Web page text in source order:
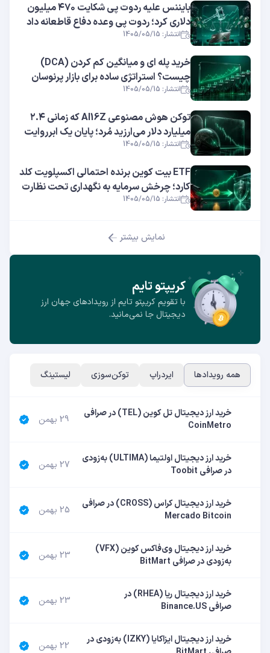
بایننس علیه ردوت پی شکایت ۴۷۰ میلیون
دلاری کرد؛ ردوت پی وعده دفاع قاطعانه داد
انتشار: 1405/05/15
خرید پله ای و میانگین کم کردن (DCA)
چیست؟ استراتژی ساده برای بازار پرنوسان
انتشار: 1405/05/15
توکن هوش مصنوعی AI16Z که زمانی ۲.۴
میلیارد دلار می‌ارزید مُرد؛ پایان یک ابرروایت
انتشار: 1405/05/15
ETF بیت کوین برنده احتمالی اکسپلویت کلد
کارد؛ چرخش سرمایه به نگهداری تحت نظارت
انتشار: 1405/05/15
نمایش بیشتر
کریپتو تایم
با تقویم کریپتو تایم از رویدادهای جهان ارز
دیجیتال جا نمی‌مانید.
همه رویدادها ایردراپ توکن‌سوزی لیستینگ
خرید ارز دیجیتال تل‌ کوین (TEL) در صرافی
CoinMetro
29 بهمن
خرید ارز دیجیتال اولتیما (ULTIMA) به‌زودی
در صرافی Toobit
27 بهمن
خرید ارز دیجیتال کراس (CROSS) در صرافی
Mercado Bitcoin
25 بهمن
خرید ارز دیجیتال وی‌فاکس کوین (VFX)
به‌زودی در صرافی BitMart
23 بهمن
خرید ارز دیجیتال ریا (RHEA) در
صرافی Binance.US
23 بهمن
خرید ارز دیجیتال ایزاکایا (IZKY) به‌زودی در
22 بهمن